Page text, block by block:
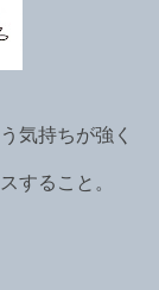
気持ちが強く
すること。